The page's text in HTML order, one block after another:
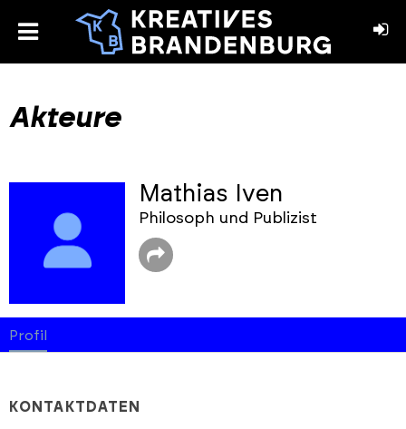
toggle
Akteure
Mathias Iven
Philosoph und Publizist
Profil
KONTAKTDATEN